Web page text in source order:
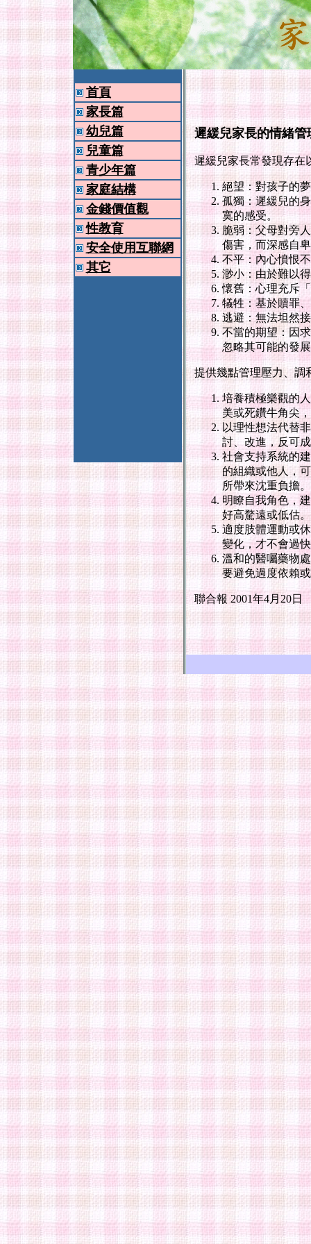
首頁
家長篇
幼兒篇
兒童篇
青少年篇
家庭結構
金錢價值觀
性教育
安全使用互聯網
其它
遲緩兒家長的情緒管
遲緩兒家長常發現存在
絕望：對孩子的
孤獨：遲緩兒的
寞的感受。
脆弱：父母對旁
傷害，而深感自
不平：內心憤恨
渺小：由於難以
懷舊：心理充斥
犠牲：基於贖罪
逃避：無法坦然
不當的期望：因
忽略其可能的發
提供幾點管理壓力、調
培養積極樂觀的
美或死鑽牛角尖
以理性想法代替
討、改進，反可
社會支持系統的
的組織或他人，
所帶來沈重負擔。
明瞭自我角色，
好高騖遠或低估。
適度肢體運動或
變化，才不會過
溫和的醫囑藥物
要避免過度依賴
聯合報 2001年4月20日